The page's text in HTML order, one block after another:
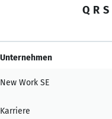
Q R S
Unternehmen
New Work SE
Karriere